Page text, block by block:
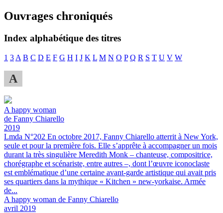
Ouvrages chroniqués
Index alphabétique des titres
1 3 A B C D E F G H I J K L M N O P Q R S T U V W
A
A happy woman
de Fanny Chiarello
2019
Lmda N°202 En octobre 2017, Fanny Chiarello atterrit à New York,
seule et pour la première fois. Elle s’apprête à accompagner un mois
durant la très singulière Meredith Monk – chanteuse, compositrice,
chorégraphe et scénariste, entre autres –, dont l’œuvre iconoclaste
est emblématique d’une certaine avant-garde artistique qui avait pris
ses quartiers dans la mythique « Kitchen » new-yorkaise. Armée
de...
A happy woman de Fanny Chiarello
avril 2019